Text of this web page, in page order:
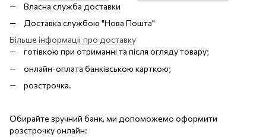
Власна служба доставки
Доставка службою "Нова Пошта"
Більше інформації про доставку
готівкою при отриманні та після огляду товару;
онлайн-оплата банківською карткою;
розстрочка.
Обирайте зручний банк, ми допоможемо оформити
розстрочку онлайн: